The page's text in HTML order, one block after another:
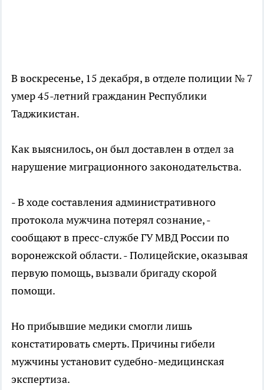
В воскресенье, 15 декабря, в отделе полиции № 7
умер 45-летний гражданин Республики
Таджикистан.
Как выяснилось, он был доставлен в отдел за
нарушение миграционного законодательства.
- В ходе составления административного
протокола мужчина потерял сознание, -
сообщают в пресс-службе ГУ МВД России по
воронежской области. - Полицейские, оказывая
первую помощь, вызвали бригаду скорой
помощи.
Но прибывшие медики смогли лишь
констатировать смерть. Причины гибели
мужчины установит судебно-медицинская
экспертиза.